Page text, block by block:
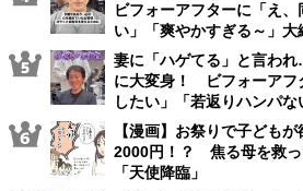
ビフォーアフターに「え
い」「爽やかすぎる～」大
妻に「ハゲてる」と言わ
に大変身！ ビフォーアフ
したい」「若返りハンパな
【漫画】お祭りで子ども
2000円！？ 焦る母を救っ
「天使降臨」